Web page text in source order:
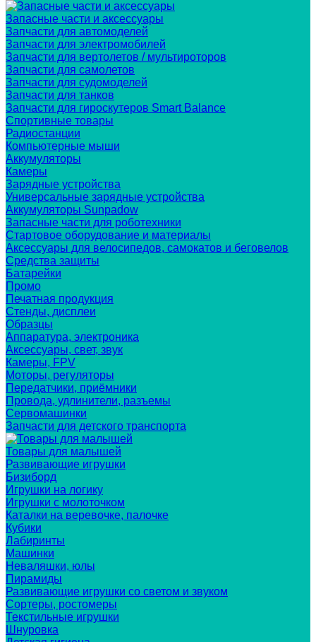
Запасные части и аксессуары
Запчасти для автомоделей
Запчасти для электромобилей
Запчасти для вертолетов / мультироторов
Запчасти для самолетов
Запчасти для судомоделей
Запчасти для танков
Запчасти для гироскутеров Smart Balance
Спортивные товары
Радиостанции
Компьютерные мыши
Аккумуляторы
Камеры
Зарядные устройства
Универсальные зарядные устройства
Аккумуляторы Sunpadow
Запасные части для роботехники
Стартовое оборудование и материалы
Аксессуары для велосипедов, самокатов и беговелов
Средства защиты
Батарейки
Промо
Печатная продукция
Стенды, дисплеи
Образцы
Аппаратура, электроника
Аксессуары, свет, звук
Камеры, FPV
Моторы, регуляторы
Передатчики, приёмники
Провода, удлинители, разъемы
Сервомашинки
Запчасти для детского транспорта
Товары для малышей
Развивающие игрушки
Бизиборд
Игрушки на логику
Игрушки с молоточком
Каталки на веревочке, палочке
Кубики
Лабиринты
Машинки
Неваляшки, юлы
Пирамиды
Развивающие игрушки со светом и звуком
Сортеры, ростомеры
Текстильные игрушки
Шнуровка